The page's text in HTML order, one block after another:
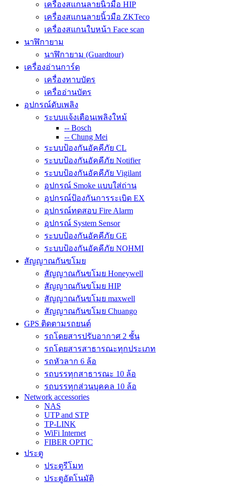
เครื่องสแกนลายนิ้วมือ HIP
เครื่องสแกนลายนิ้วมือ ZKTeco
เครื่องสแกนใบหน้า Face scan
นาฬิกายาม
นาฬิกายาม (Guardtour)
เครื่องอ่านการ์ด
เครื่องทาบบัตร
เครื่ออ่านบัตร
อุปกรณ์ดับเพลิง
ระบบแจ้งเตือนเพลิงใหม้
-- Bosch
-- Chung Mei
ระบบป้องกันอัคคีภัย CL
ระบบป้องกันอัคคีภัย Notifier
ระบบป้องกันอัคคีภัย Vigilant
อุปกรณ์ Smoke แบบใส่ถ่าน
อุปกรณ์ป้องกันการระเบิด EX
อุปกรณ์ทดสอบ Fire Alarm
อุปกรณ์ System Sensor
ระบบป้องกันอัคคีภัย GE
ระบบป้องกันอัคคีภัย NOHMI
สัญญาณกันขโมย
สัญญาณกันขโมย Honeywell
สัญญาณกันขโมย HIP
สัญญาณกันขโมย maxwell
สัญญาณกันขโมย Chuango
GPS ติดตามรถยนต์
รถโดยสารปรับอากาศ 2 ชั้น
รถโดยสารสาธารณะทุกประเภท
รถหัวลาก 6 ล้อ
รถบรรทุกสาธารณะ 10 ล้อ
รถบรรทุกส่วนบุคคล 10 ล้อ
Network accessories
NAS
UTP and STP
TP-LINK
WiFi Internet
FIBER OPTIC
ประตู
ประตูรีโมท
ประตูอัตโนมัติ